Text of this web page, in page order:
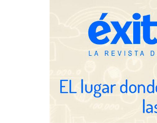
Schaeffler mejora su rentabilidad